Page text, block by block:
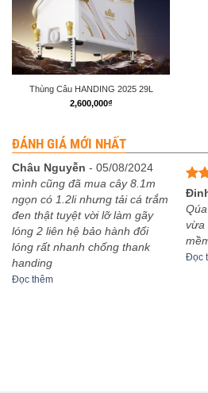
Thùng Câu HANDING 2025 29L
2,600,000₫
ĐÁNH GIÁ MỚI NHẤT
Châu Nguyễn - 05/08/2024
mình cũng đã mua cây 8.1m
ngọn có 1.2li nhưng tải cá trắm
đen thật tuyệt vời lỡ làm gãy
lóng 2 liên hệ bảo hành đổi
lóng rất nhanh chống thank
handing
Đọc thêm
sao
vừa
Đọc